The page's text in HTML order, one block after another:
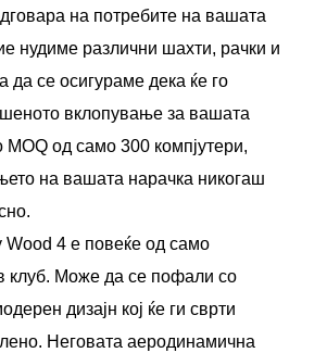
на потребите на вашата
нудиме различни шахти, рачки и
да се осигураме дека ќе го
вклопување за вашата
MOQ од само 300 компјутери,
на вашата нарачка никогаш
Wood 4 е повеќе од само
клуб. Може да се пофали со
дизајн кој ќе ги сврти
Неговата аеродинамична